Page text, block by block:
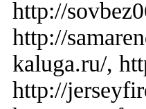
http://
http://
kaluga.ru/,
http://